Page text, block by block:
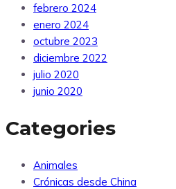
febrero 2024
enero 2024
octubre 2023
diciembre 2022
julio 2020
junio 2020
Categories
Animales
Crónicas desde China